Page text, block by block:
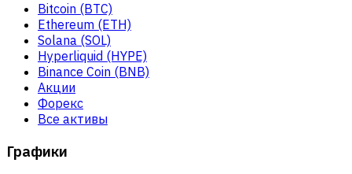
Bitcoin (BTC)
Ethereum (ETH)
Solana (SOL)
Hyperliquid (HYPE)
Binance Coin (BNB)
Акции
Форекс
Все активы
Графики